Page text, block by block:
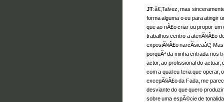
JT:â€‚Talvez, mas
forma alguma o eu para atingir
que ao nÃ£o criar ou propor
trabalhos centro a atenÃ§Ã£o
exposiÃ§Ã£o narcÃ­sicaâ€¦
porquÃª da minha entrada nos
actor, ao profissional do actuar,
com a qual eu teria que operar,
excepÃ§Ã£o da Fada, me
desviante do que quero
sobre uma espÃ©cie de